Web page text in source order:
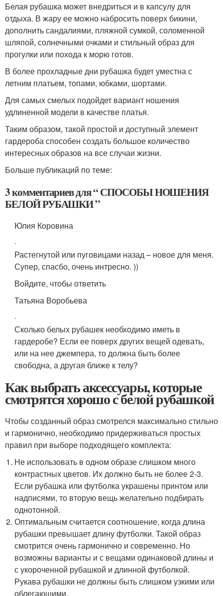
Белая рубашка может внедриться и в капсулу для
отдыха. В жару ее можно набросить поверх бикини,
дополнить сандалиями, пляжной сумкой, соломенной
шляпой, солнечными очками и стильный образ для
прогулки или похода к морю готов.
В более прохладные дни рубашка будет уместна с
летним платьем, топами, юбками, шортами.
Для самых смелых подойдет вариант ношения
удлиненной модели в качестве платья.
Таким образом, такой простой и доступный элемент
гардероба способен создать большое количество
интересных образов на все случаи жизни.
Больше публикаций по теме:
3 комментариев для “ СПОСОБЫ НОШЕНИЯ
БЕЛОЙ РУБАШКИ ”
Юлия Коровина
·
Растегнутой или пуговицами назад – новое для меня.
Супер, спасбо, очень интресно. ))
Войдите, чтобы ответить
Татьяна Воробьева
·
Сколько белых рубашек необходимо иметь в
гардеробе? Если ее поверх других вещей одевать,
или на нее джемпера, то должна быть более
свободна, а другая ближе к телу?
Как выбрать аксессуары, которые
смотрятся хорошо с белой рубашкой
Чтобы созданный образ смотрелся максимально стильно
и гармонично, необходимо придерживаться простых
правил при выборе подходящего комплекта:
Не использовать в одном образе слишком много
контрастных цветов. Их должно быть не более 2-3.
Если рубашка или футболка украшены принтом или
надписями, то вторую вещь желательно подбирать
однотонной.
Оптимальным считается соотношение, когда длина
рубашки превышает длину футболки. Такой образ
смотрится очень гармонично и современно. Но
возможны варианты и с вещами одинаковой длины и
с укороченной рубашкой и длинной футболкой.
Рукава рубашки не должны быть слишком узкими или
облегающими.